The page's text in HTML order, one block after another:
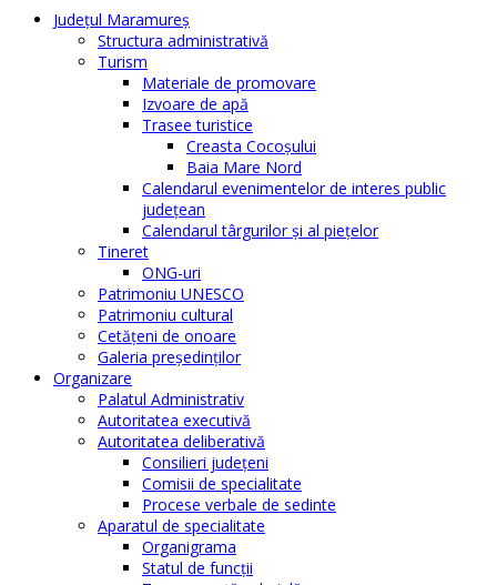
Judeţul Maramureş
Structura administrativă
Turism
Materiale de promovare
Izvoare de apă
Trasee turistice
Creasta Cocoșului
Baia Mare Nord
Calendarul evenimentelor de interes public
judeţean
Calendarul târgurilor şi al pieţelor
Tineret
ONG-uri
Patrimoniu UNESCO
Patrimoniu cultural
Cetăţeni de onoare
Galeria președinților
Organizare
Palatul Administrativ
Autoritatea executivă
Autoritatea deliberativă
Consilieri judeţeni
Comisii de specialitate
Procese verbale de sedinte
Aparatul de specialitate
Organigrama
Statul de funcții